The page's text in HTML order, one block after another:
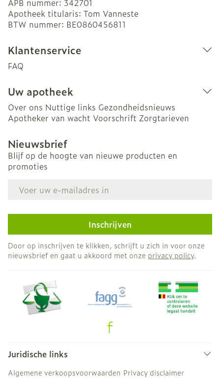
APB nummer: 342701
Apotheek titularis: Tom Vanneste
BTW nummer: BE0860456811
Klantenservice
FAQ
Uw apotheek
Over ons Nuttige links Gezondheidsnieuws
Apotheker van wacht Voorschrift Zorgtarieven
Nieuwsbrief
Blijf op de hoogte van nieuwe producten en
promoties
Inschrijven
Door op inschrijven te klikken, schrijft u zich in voor onze
nieuwsbrief en gaat u akkoord met onze privacy policy.
Juridische links
Algemene verkoopsvoorwaarden Privacy disclaimer